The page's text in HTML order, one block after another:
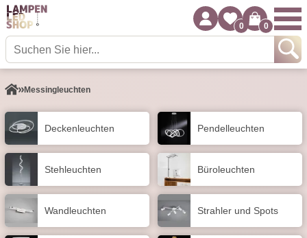
0 0
Messingleuchten
Decken­leuchten Pendel­leuchten
Stehleuchten Büroleuchten
Wand­leuchten Strahler und Spots